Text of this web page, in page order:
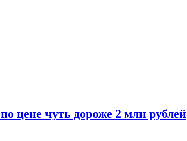
цене чуть дороже 2 млн рублей